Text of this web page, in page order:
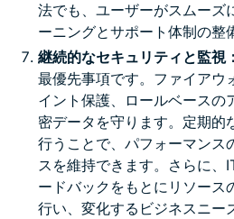
法でも、ユーザーがスムーズ
ーニングとサポート体制の整
継続的なセキュリティと監視：
最優先事項です。ファイアウ
イント保護、ロールベースの
密データを守ります。定期的
行うことで、パフォーマンス
スを維持できます。さらに、
ードバックをもとにリソース
行い、変化するビジネスニー